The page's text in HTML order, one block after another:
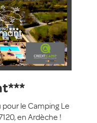
le Camping Le
en Ardèche !